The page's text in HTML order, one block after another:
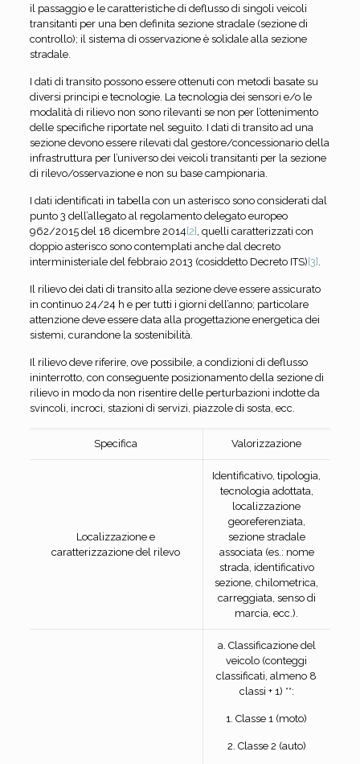
il passaggio e le caratteristiche di deflusso di singoli veicoli
transitanti per una ben definita sezione stradale (sezione di
controllo); il sistema di osservazione è solidale alla sezione
stradale.
I dati di transito possono essere ottenuti con metodi basate su
diversi principi e tecnologie. La tecnologia dei sensori e/o le
modalità di rilievo non sono rilevanti se non per l’ottenimento
delle specifiche riportate nel seguito. I dati di transito ad una
sezione devono essere rilevati dal gestore/concessionario della
infrastruttura per l’universo dei veicoli transitanti per la sezione
di rilevo/osservazione e non su base campionaria.
I dati identificati in tabella con un asterisco sono considerati dal
punto 3 dell’allegato al regolamento delegato europeo
962/2015 del 18 dicembre 2014 [2] , quelli caratterizzati con
doppio asterisco sono contemplati anche dal decreto
interministeriale del febbraio 2013 (cosiddetto Decreto ITS) [3] .
Il rilievo dei dati di transito alla sezione deve essere assicurato
in continuo 24/24 h e per tutti i giorni dell’anno; particolare
attenzione deve essere data alla progettazione energetica dei
sistemi, curandone la sostenibilità.
Il rilievo deve riferire, ove possibile, a condizioni di deflusso
ininterrotto, con conseguente posizionamento della sezione di
rilievo in modo da non risentire delle perturbazioni indotte da
svincoli, incroci, stazioni di servizi, piazzole di sosta, ecc.
Specifica Valorizzazione
Localizzazione e
caratterizzazione del rilevo
Identificativo, tipologia,
tecnologia adottata,
localizzazione
georeferenziata,
sezione stradale
associata (es.: nome
strada, identificativo
sezione, chilometrica,
carreggiata, senso di
marcia, ecc.).
a. Classificazione del
veicolo (conteggi
classificati, almeno 8
classi + 1) **:
1. Classe 1 (moto)
2. Classe 2 (auto)